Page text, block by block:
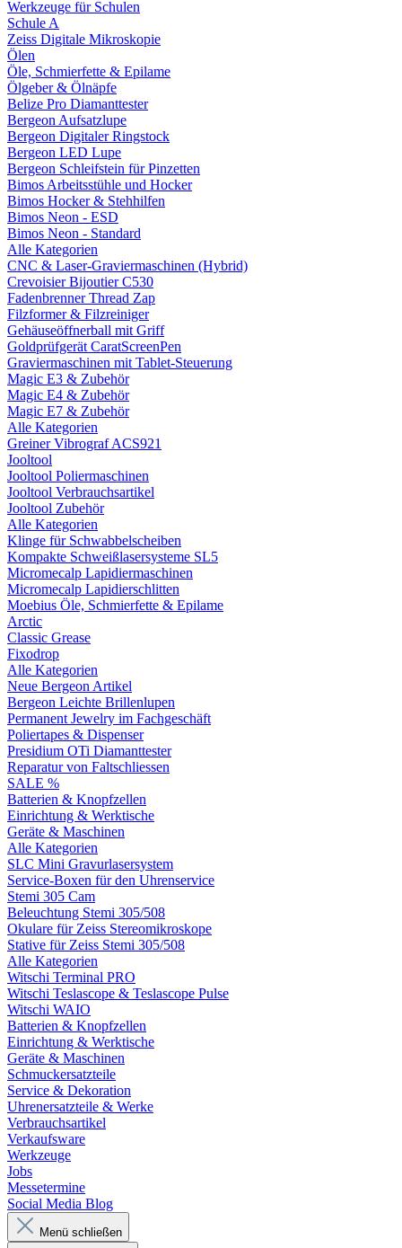
Werkzeuge für Schulen
Schule A
Zeiss Digitale Mikroskopie
Ölen
Öle, Schmierfette & Epilame
Ölgeber & Ölnäpfe
Belize Pro Diamanttester
Bergeon Aufsatzlupe
Bergeon Digitaler Ringstock
Bergeon LED Lupe
Bergeon Schleifstein für Pinzetten
Bimos Arbeitsstühle und Hocker
Bimos Hocker & Stehhilfen
Bimos Neon - ESD
Bimos Neon - Standard
Alle Kategorien
CNC & Laser-Graviermaschinen (Hybrid)
Crevoisier Bijoutier C530
Fadenbrenner Thread Zap
Filzformer & Filzreiniger
Gehäuseöffnerball mit Griff
Goldprüfgerät CaratScreenPen
Graviermaschinen mit Tablet-Steuerung
Magic E3 & Zubehör
Magic E4 & Zubehör
Magic E7 & Zubehör
Alle Kategorien
Greiner Vibrograf ACS921
Jooltool
Jooltool Poliermaschinen
Jooltool Verbrauchsartikel
Jooltool Zubehör
Alle Kategorien
Klinge für Schwabbelscheiben
Kompakte Schweißlasersysteme SL5
Micromecalp Lapidiermaschinen
Micromecalp Lapidierschlitten
Moebius Öle, Schmierfette & Epilame
Arctic
Classic Grease
Fixodrop
Alle Kategorien
Neue Bergeon Artikel
Bergeon Leichte Brillenlupen
Permanent Jewelry im Fachgeschäft
Poliertapes & Dispenser
Presidium OTi Diamanttester
Reparatur von Faltschliessen
SALE %
Batterien & Knopfzellen
Einrichtung & Werktische
Geräte & Maschinen
Alle Kategorien
SLC Mini Gravurlasersystem
Service-Boxen für den Uhrenservice
Stemi 305 Cam
Beleuchtung Stemi 305/508
Okulare für Zeiss Stereomikroskope
Stative für Zeiss Stemi 305/508
Alle Kategorien
Witschi Terminal PRO
Witschi Teslascope & Teslascope Pulse
Witschi WAIO
Batterien & Knopfzellen
Einrichtung & Werktische
Geräte & Maschinen
Schmuckersatzteile
Service & Dekoration
Uhrenersatzteile & Werke
Verbrauchsartikel
Verkaufsware
Werkzeuge
Jobs
Messetermine
Social Media Blog
Menü schließen